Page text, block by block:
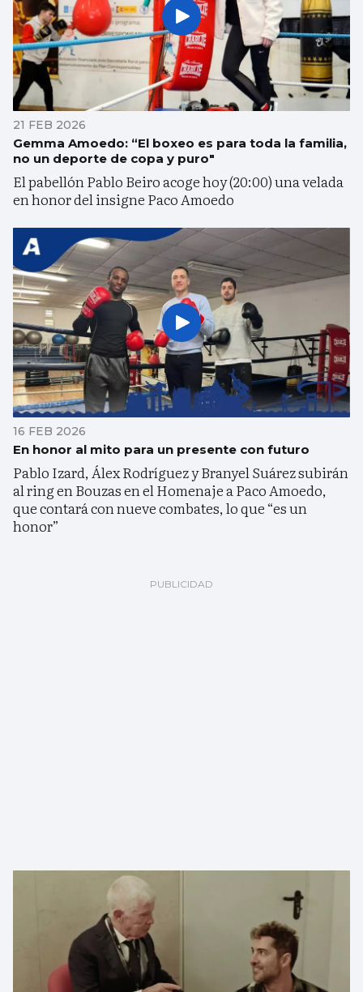
21 FEB 2026
Gemma Amoedo: “El boxeo es para toda la familia,
no un deporte de copa y puro"
El pabellón Pablo Beiro acoge hoy (20:00) una velada
en honor del insigne Paco Amoedo
16 FEB 2026
En honor al mito para un presente con futuro
Pablo Izard, Álex Rodríguez y Branyel Suárez subirán
al ring en Bouzas en el Homenaje a Paco Amoedo,
que contará con nueve combates, lo que “es un
honor”